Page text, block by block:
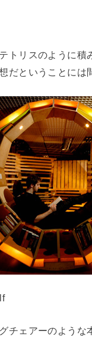
トリスのように
だということには
チェアーのよう